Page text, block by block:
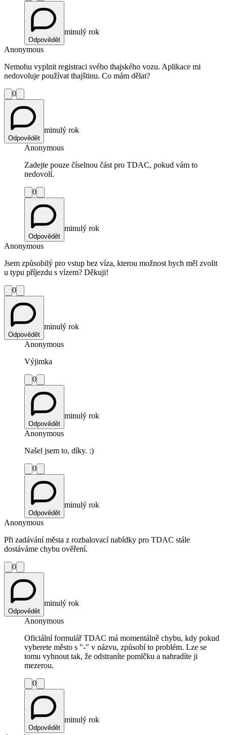
Odpovědět
minulý rok
Anonymous
Nemohu vyplnit registraci svého thajského vozu. Aplikace mi
nedovoluje používat thajštinu. Co mám dělat?
0
Odpovědět
minulý rok
Anonymous
Zadejte pouze číselnou část pro TDAC, pokud vám to
nedovolí.
0
Odpovědět
minulý rok
Anonymous
Jsem způsobilý pro vstup bez víza, kterou možnost bych měl zvolit
u typu příjezdu s vízem? Děkuji!
0
Odpovědět
minulý rok
Anonymous
Výjimka
0
Odpovědět
minulý rok
Anonymous
Našel jsem to, díky. :)
0
Odpovědět
minulý rok
Anonymous
Při zadávání města z rozbalovací nabídky pro TDAC stále
dostáváme chybu ověření.
0
Odpovědět
minulý rok
Anonymous
Oficiální formulář TDAC má momentálně chybu, kdy pokud
vyberete město s "-" v názvu, způsobí to problém. Lze se
tomu vyhnout tak, že odstraníte pomlčku a nahradíte ji
mezerou.
0
Odpovědět
minulý rok